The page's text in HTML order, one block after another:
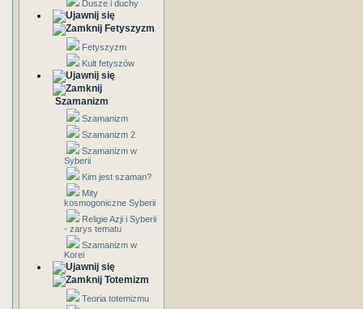
Dusze i duchy
Fetyszyzm
Fetyszyzm
Kult fetyszów
Szamanizm
Szamanizm
Szamanizm 2
Szamanizm w
Syberii
Kim jest szaman?
Mity
kosmogoniczne Syberii
Religie Azji i Syberii
- zarys tematu
Szamanizm w
Korei
Totemizm
Teoria totemizmu